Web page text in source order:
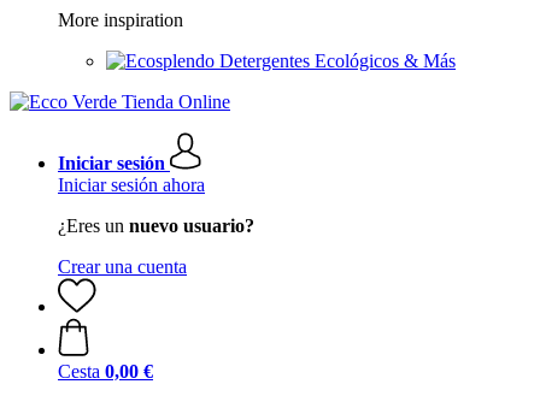
More inspiration
Detergentes Ecológicos & Más
Iniciar sesión
Iniciar sesión ahora
¿Eres un nuevo usuario?
Crear una cuenta
Cesta 0,00 €